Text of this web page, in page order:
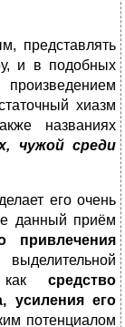
представлять
и в подобных
хиазм
названиях
чужой среди
его очень
данный приём
привлечения
как средство
усиления его
потенциалом